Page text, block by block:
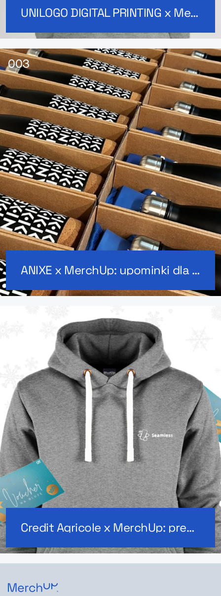
UNILOGO DIGITAL PRINTING x MerchUp: bluzy dla pracowników
ANIXE x MerchUp: upominki dla zespołu
Credit Agricole x MerchUp: prezenty świąteczne